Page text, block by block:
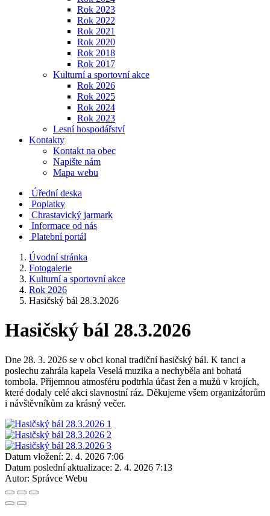
Rok 2023
Rok 2022
Rok 2021
Rok 2020
Rok 2018
Rok 2017
Kulturní a sportovní akce
Rok 2026
Rok 2025
Rok 2024
Rok 2023
Lesní hospodářství
Kontakty
Kontakt na obec
Napište nám
Mapa webu
Úřední deska
Poplatky
Chrastavický jarmark
Informace od nás
Platební portál
Úvodní stránka
Fotogalerie
Kulturní a sportovní akce
Rok 2026
Hasičský bál 28.3.2026
Hasičský bál 28.3.2026
Dne 28. 3. 2026 se v obci konal tradiční hasičský bál. K tanci a
poslechu zahrála kapela Veselá muzika a nechyběla ani bohatá
tombola. Příjemnou atmosféru podtrhla účast žen a mužů v krojích,
které dodaly celé akci slavnostní ráz. Děkujeme všem organizátorům
i návštěvníkům za krásný večer.
Datum vložení: 2. 4. 2026 7:06
Datum poslední aktualizace: 2. 4. 2026 7:13
Autor: Správce Webu